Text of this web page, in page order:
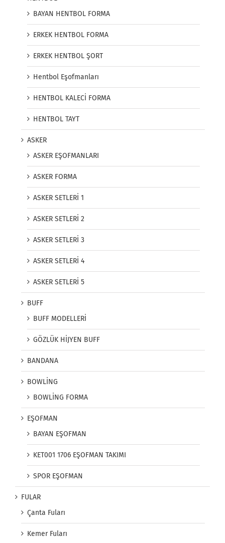
BAYAN HENTBOL FORMA
ERKEK HENTBOL FORMA
ERKEK HENTBOL ŞORT
Hentbol Eşofmanları
HENTBOL KALECİ FORMA
HENTBOL TAYT
ASKER
ASKER EŞOFMANLARI
ASKER FORMA
ASKER SETLERİ 1
ASKER SETLERİ 2
ASKER SETLERİ 3
ASKER SETLERİ 4
ASKER SETLERİ 5
BUFF
BUFF MODELLERİ
GÖZLÜK HİJYEN BUFF
BANDANA
BOWLİNG
BOWLİNG FORMA
EŞOFMAN
BAYAN EŞOFMAN
KET001 1706 EŞOFMAN TAKIMI
SPOR EŞOFMAN
FULAR
Çanta Fuları
Kemer Fuları